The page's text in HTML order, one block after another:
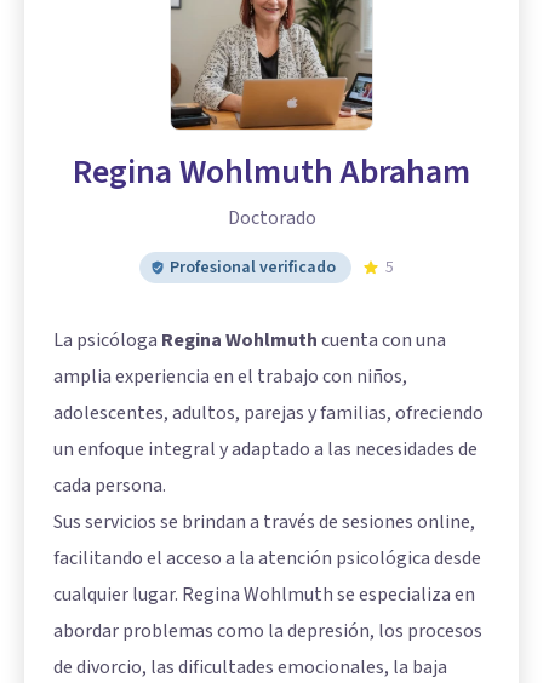
Regina Wohlmuth Abraham
Doctorado
Profesional verificado 5
La psicóloga Regina Wohlmuthcuenta con una
amplia experiencia en el trabajo con niños,
adolescentes, adultos, parejas y familias, ofreciendo
un enfoque integral y adaptado a las necesidades de
cada persona.
Sus servicios se brindan a través de sesiones online,
facilitando el acceso a la atención psicológica desde
cualquier lugar. Regina Wohlmuth se especializa en
abordar problemas como la depresión, los procesos
de divorcio, las dificultades emocionales, la baja